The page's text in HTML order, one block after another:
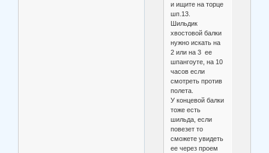
и ищите на торце
шп.13.
Шильдик
хвостовой балки
нужно искать на
2 или на 3 ее
шпангоуте, на 10
часов если
смотреть против
полета.
У концевой балки
тоже есть
шильда, если
повезет то
сможете увидеть
ее через проем